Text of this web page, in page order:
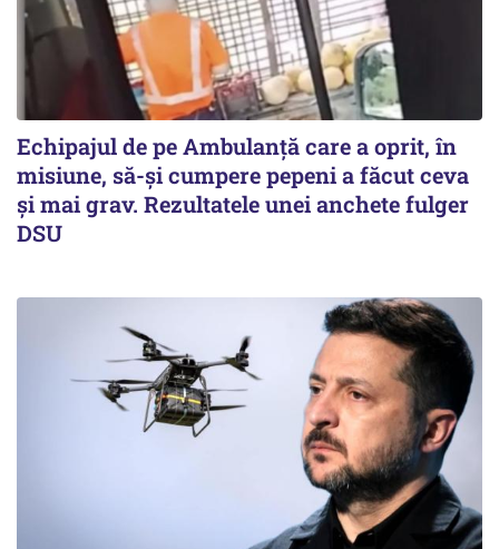
Echipajul de pe Ambulanță care a oprit, în
misiune, să-și cumpere pepeni a făcut ceva
și mai grav. Rezultatele unei anchete fulger
DSU